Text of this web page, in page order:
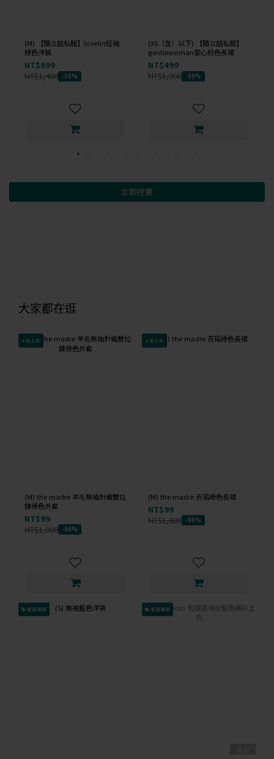
(M) 【簡立喆私服】lovelin短袖
綠色洋裝
NT$699
NT$1,400 -50%
(XS（含）以下) 【簡立喆私服】
gentlewoman愛心粉色長裙
NT$499
NT$1,000 -50%
立即挖寶
大家都在逛
✦新上架
(M) the madre 羊毛無袖針織雙拉
鍊綠色外套
NT$99
NT$1,000 -90%
✦新上架
(M) the madre 百褶綠色長裙
NT$99
NT$1,000 -90%
會員獨享 會員獨享